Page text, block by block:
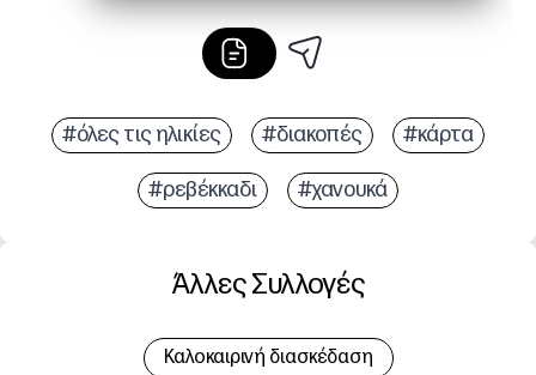
#όλες τις ηλικίες #διακοπές #κάρτα
#ρεβέκκαδι #χανουκά
Άλλες Συλλογές
Καλοκαιρινή διασκέδαση